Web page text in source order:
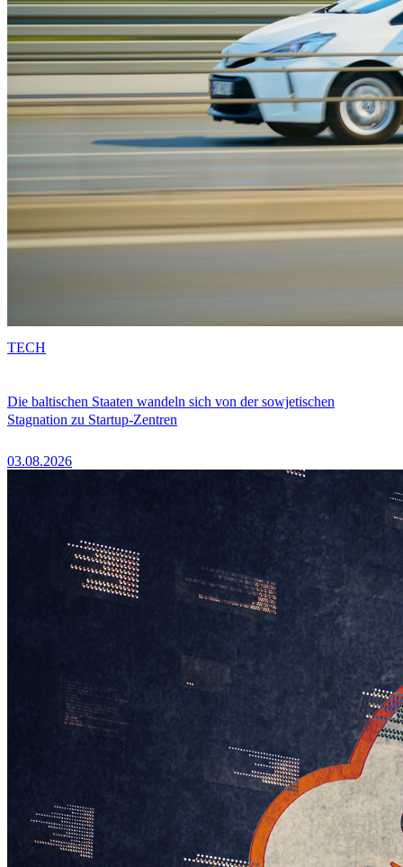
Die baltischen Staaten wandeln sich von der sowjetischen
Stagnation zu Startup-Zentren
03.08.2026
TECH